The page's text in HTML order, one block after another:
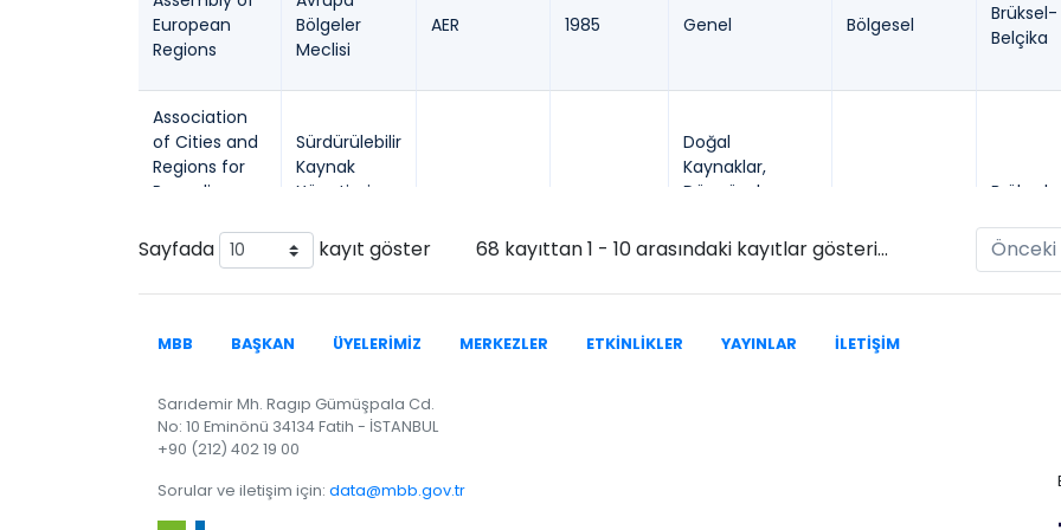
European
Regions
Bölgeler
Meclisi
AER 1985 Genel Bölgesel
Brüksel-
Belçika
Association
of Cities and
Regions for
Recycling
Sustainable
Resource
Management
Sürdürülebilir
Kaynak
Yönetimi
ve Bölgeler
Birliği
Doğal
Kaynaklar,
Döngüsel
Yönetimi,
Sürdürülebilirlik
Brüksel-
B40 Balkan
Network
C40 Cities
Leadership
Group
C40 Büyük
Liderlik
C40
Sayfada kayıt göster 68 kayıttan 1 - 10 arasındaki kayıtlar gösteriliyor Önceki
MBB BAŞKAN ÜYELERİMİZ MERKEZLER ETKİNLİKLER YAYINLAR İLETİŞİM
Sarıdemir Mh. Ragıp Gümüşpala Cd.
No: 10 Eminönü 34134 Fatih - İSTANBUL
+90 (212) 402 19 00
Sorular ve iletişim için: data@mbb.gov.tr